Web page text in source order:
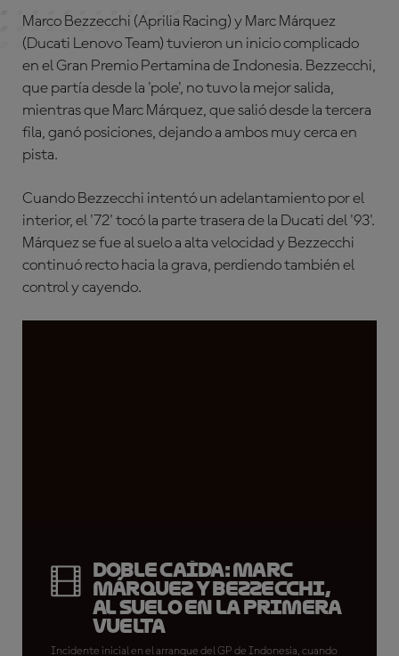
Marco Bezzecchi (Aprilia Racing) y Marc Márquez
(Ducati Lenovo Team) tuvieron un inicio complicado
en el Gran Premio Pertamina de Indonesia. Bezzecchi,
que partía desde la 'pole', no tuvo la mejor salida,
mientras que Marc Márquez, que salió desde la tercera
fila, ganó posiciones, dejando a ambos muy cerca en
pista.
Cuando Bezzecchi intentó un adelantamiento por el
interior, el '72' tocó la parte trasera de la Ducati del '93'.
Márquez se fue al suelo a alta velocidad y Bezzecchi
continuó recto hacia la grava, perdiendo también el
control y cayendo.
Doble caída: Marc
Márquez y Bezzecchi,
al suelo en la primera
vuelta
Incidente inicial en el arranque del GP de Indonesia, cuando